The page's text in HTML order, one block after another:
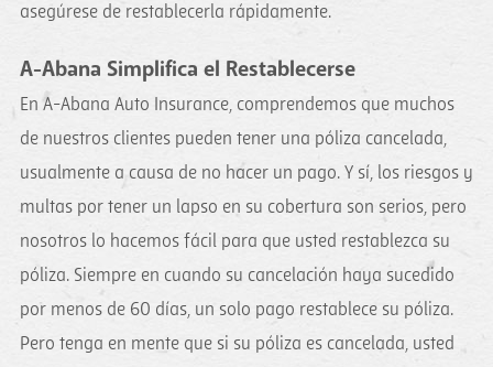
asegúrese de restablecerla rápidamente.
A-Abana Simplifica el Restablecerse
En A-Abana Auto Insurance, comprendemos que muchos
de nuestros clientes pueden tener una póliza cancelada,
usualmente a causa de no hacer un pago. Y sí, los riesgos y
multas por tener un lapso en su cobertura son serios, pero
nosotros lo hacemos fácil para que usted restablezca su
póliza. Siempre en cuando su cancelación haya sucedido
por menos de 60 días, un solo pago restablece su póliza.
Pero tenga en mente que si su póliza es cancelada, usted